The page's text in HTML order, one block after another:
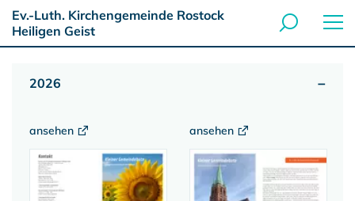
Ev.-Luth. Kirchengemeinde Rostock
Heiligen Geist
2026
ansehen ansehen